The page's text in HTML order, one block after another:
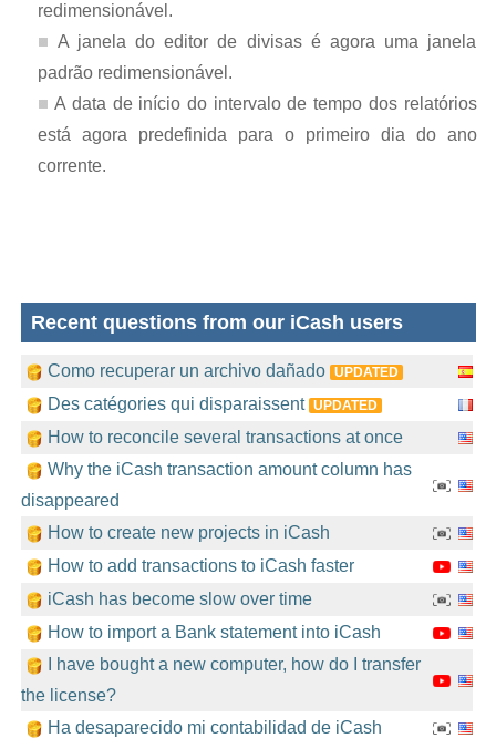
redimensionável.
A janela do editor de divisas é agora uma janela
padrão redimensionável.
A data de início do intervalo de tempo dos relatórios
está agora predefinida para o primeiro dia do ano
corrente.
Recent questions from our iCash users
Como recuperar un archivo dañado UPDATED
Des catégories qui disparaissent UPDATED
How to reconcile several transactions at once
Why the iCash transaction amount column has
disappeared
How to create new projects in iCash
How to add transactions to iCash faster
iCash has become slow over time
How to import a Bank statement into iCash
I have bought a new computer, how do I transfer
the license?
Ha desaparecido mi contabilidad de iCash